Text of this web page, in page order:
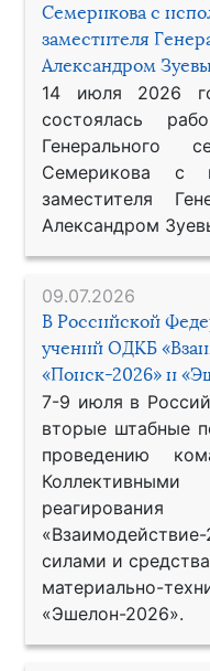
Семерикова с
заместителя
Александром
14 июля 2026
состоялась
Генерального
Семерикова с
заместителя
Александром
09.07.2026
В Российской
учений ОДКБ
«Поиск-2026» и
7-9 июля в
вторые штабные
проведению
силами и
материально-
«Эшелон-2026».